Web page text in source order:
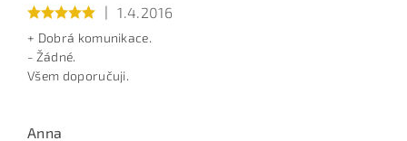
Vložením jména a emailu souhlasíte s
osobních údajů
Recenze mohou psát jen zákazníci, kteří u nás daný produkt
opravdu nakoupili.
Heuréka (s každou objednávkou je spojen jedinečný link pro
recenzi, více informací najdete
mohou dávat zákazníci, kteří nakoupili prostřednictvím
na webu zobrazeny.
| 1.4.2016
+ Dobrá komunikace.
- Žádné.
Všem doporučuji.
Anna